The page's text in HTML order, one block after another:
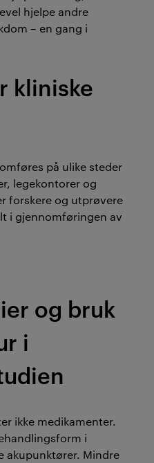
hjelpe andre
– en gang i
kliniske
på ulike steder
legekontorer og
forskere og utprøvere
i gjennomføringen av
og bruk
i
ikke medikamenter.
i
akupunktører. Mindre